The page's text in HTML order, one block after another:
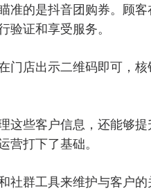
准的是抖音团购券。顾
验证和享受服务。
门店出示二维码即可，
这些客户信息，还能够
营打下了基础。
社群工具来维护与客户